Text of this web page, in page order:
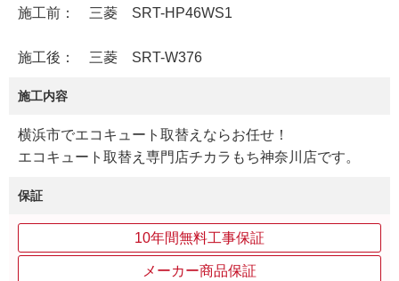
施工前： 三菱 SRT-HP46WS1
施工後： 三菱 SRT-W376
施工内容
横浜市でエコキュート取替えならお任せ！
エコキュート取替え専門店チカラもち神奈川店です。
保証
10年間無料工事保証
メーカー商品保証